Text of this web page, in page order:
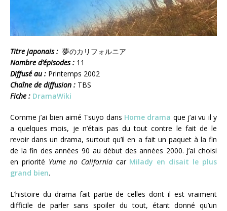
Titre japonais : 夢のカリフォルニア
Nombre d’épisodes : 11
Diffusé au : Printemps 2002
Chaîne de diffusion : TBS
Fiche : DramaWiki
Comme j’ai bien aimé Tsuyo dans Home drama que j’ai vu il y
a quelques mois, je n’étais pas du tout contre le fait de le
revoir dans un drama, surtout qu’il en a fait un paquet à la fin
de la fin des années 90 au début des années 2000. J’ai choisi
en priorité Yume no Californiacar Milady en disait le plus
grand bien.
L’histoire du drama fait partie de celles dont il est vraiment
difficile de parler sans spoiler du tout, étant donné qu’un